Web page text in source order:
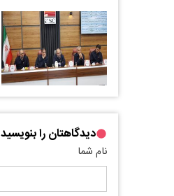
دیدگاهتان را بنویسید
نام شما